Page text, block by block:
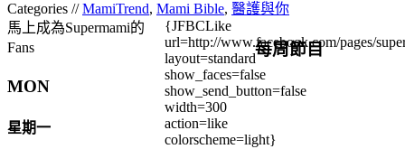
Categories //MamiTrend, Mami Bible, 醫護與你
馬上成為Supermami的
Fans
{JFBCLike
url=http://www.facebook.com/pages/
layout=standard
show_faces=false
show_send_button=false
width=300
action=like
colorscheme=light}
每周節目
MON
星期一